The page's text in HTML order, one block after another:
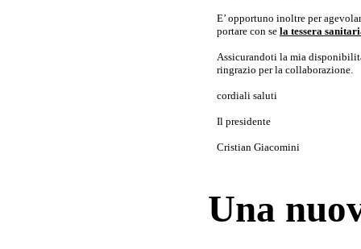
E’ opportuno inoltre per
portare con se la tessera
Assicurandoti la mia
ringrazio per la collaborazione.
cordiali saluti
Il presidente
Cristian Giacomini
Una